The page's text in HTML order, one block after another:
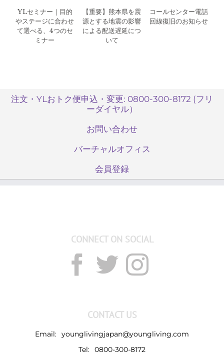
YLセミナー｜目的
やステージに合わせ
て選べる、4つのセ
ミナー
【重要】熊本県を震
源とする地震の影響
による配送遅延につ
いて
コールセンター電話
回線復旧のお知らせ
注文・YLおトク便申込・変更: 0800-300-8172 (フリ
ーダイヤル）
お問い合わせ
バーチャルオフィス
会員登録
CONNECT ON SOCIAL
CONTACT US
Email: younglivingjapan@youngliving.com
Tel: 0800-300-8172